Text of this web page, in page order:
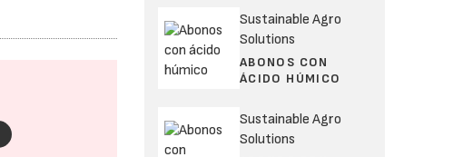
Sustainable Agro
Solutions
ABONOS CON
ÁCIDO HÚMICO
Sustainable Agro
Solutions